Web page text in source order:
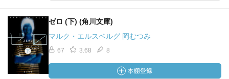
ゼロ (下) (角川文庫)
マルク・エルスベルグ 岡むつみ
67 3.68 8